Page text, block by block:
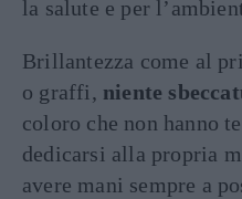
la salute e per
Brillantezza come al
o graffi, niente
coloro che non hanno
dedicarsi alla propria
avere mani sempre a